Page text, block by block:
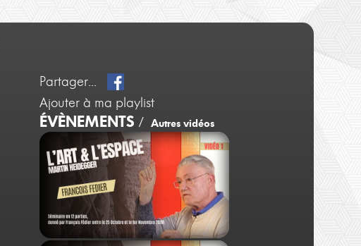
Partager...
Ajouter à ma playlist
ÉVÈNEMENTS / Autres vidéos